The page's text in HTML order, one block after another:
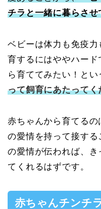
チラと一緒に暮らさ
ベビーは体力も免疫
育するにはややハー
ら育ててみたい！とい
って飼育にあたってく
赤ちゃんから育てる
の愛情を持って接す
の愛情が伝われば、
てくれるはずです。
赤ちゃんチンチ